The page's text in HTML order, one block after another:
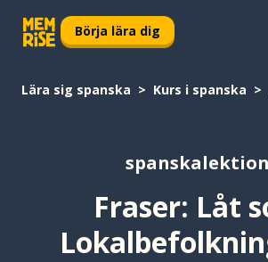
Börja lära dig
Lära sig spanska Kurs i spanska
Fraser: Låt